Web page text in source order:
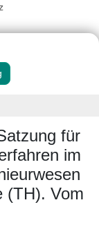
für
im
(TH). Vom